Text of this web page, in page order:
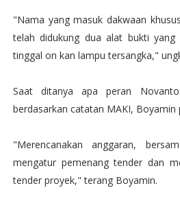
"Nama yang masuk dakwaan
telah didukung dua alat bukti yang
tinggal on kan lampu tersangka,"
Saat ditanya apa peran
berdasarkan catatan MAKI, Boyamin
"Merencanakan anggaran,
mengatur pemenang tender dan
tender proyek," terang Boyamin.